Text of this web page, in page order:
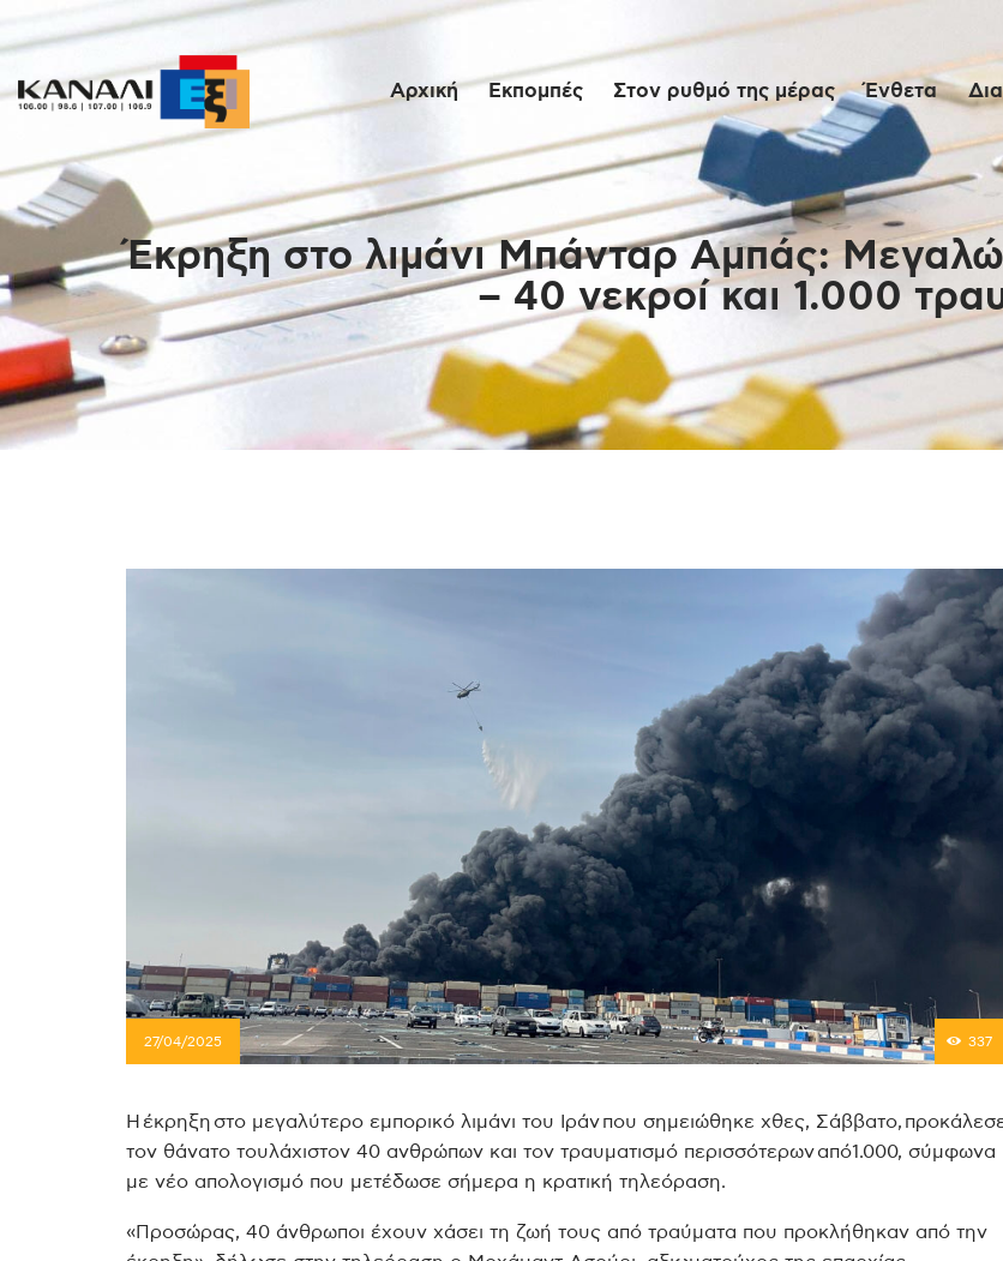
Αρχική Εκπομπές Στον ρυθμό της μέρας Ένθετα
Έκρηξη στο λιμάνι Μπάνταρ Αμπάς:
– 40 νεκροί και 1.000
Αρχική
Εκπομπές
Στον ρυθμό της
μέρας
Ένθετα
Διαγωνισμοί/Live
Links
Επικοινωνία
27/04/2025 337
Η έκρηξη στο μεγαλύτερο εμπορικό λιμάνι του Ιράν που σημειώθηκε χθες, Σάββατο,
τον θάνατο τουλάχιστον 40 ανθρώπων και τον τραυματισμό περισσότερων από1.000, σύμφωνα
με νέο απολογισμό που μετέδωσε σήμερα η κρατική τηλεόραση.
«Προσώρας, 40 άνθρωποι έχουν χάσει τη ζωή τους από τραύματα που προκλήθηκαν από την